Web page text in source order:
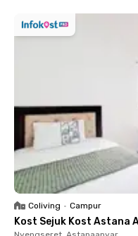
Coliving • Campur
Kost Sejuk Kost Astana